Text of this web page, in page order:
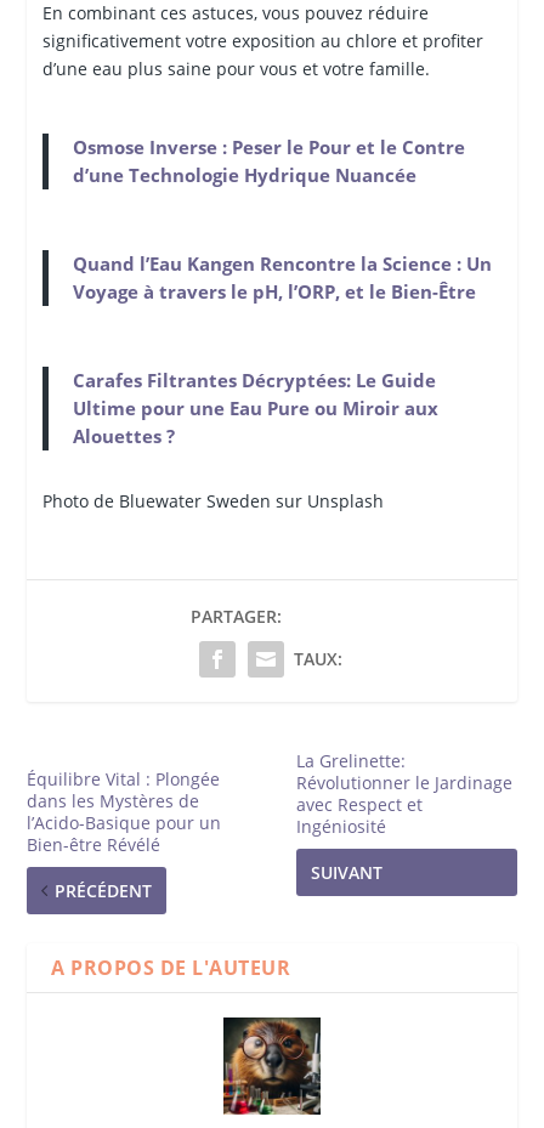
En combinant ces astuces, vous pouvez réduire
significativement votre exposition au chlore et profiter
d’une eau plus saine pour vous et votre famille.
Osmose Inverse : Peser le Pour et le Contre
d’une Technologie Hydrique Nuancée
Quand l’Eau Kangen Rencontre la Science : Un
Voyage à travers le pH, l’ORP, et le Bien-Être
Carafes Filtrantes Décryptées: Le Guide
Ultime pour une Eau Pure ou Miroir aux
Alouettes ?
Photo de Bluewater Sweden sur Unsplash
PARTAGER:
TAUX:
Équilibre Vital : Plongée
dans les Mystères de
l’Acido-Basique pour un
Bien-être Révélé
PRÉCÉDENT
La Grelinette:
Révolutionner le Jardinage
avec Respect et
Ingéniosité
SUIVANT
A PROPOS DE L'AUTEUR